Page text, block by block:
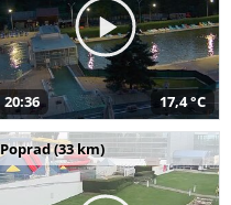
20:36 17,4 °C
Poprad (33 km)